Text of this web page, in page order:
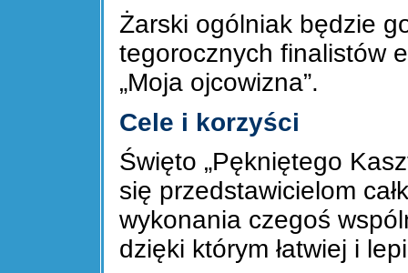
Żarski ogólniak będzie
tegorocznych finalistów
„Moja ojcowizna”.
Cele i korzyści
Święto „Pękniętego
się przedstawicielom
wykonania czegoś
dzięki którym łatwiej i